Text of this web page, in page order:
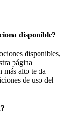
disponible?
disponibles,
página
más alto te da
de uso del